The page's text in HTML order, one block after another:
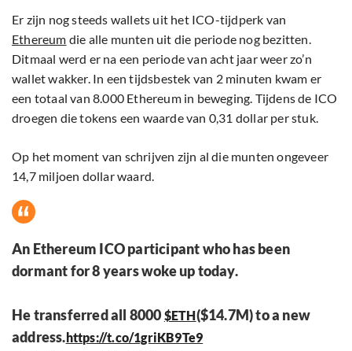
Er zijn nog steeds wallets uit het ICO-tijdperk van
Ethereum die alle munten uit die periode nog bezitten.
Ditmaal werd er na een periode van acht jaar weer zo’n
wallet wakker. In een tijdsbestek van 2 minuten kwam er
een totaal van 8.000 Ethereum in beweging. Tijdens de ICO
droegen die tokens een waarde van 0,31 dollar per stuk.
Op het moment van schrijven zijn al die munten ongeveer
14,7 miljoen dollar waard.
An Ethereum ICO participant who has been
dormant for 8 years woke up today.
He transferred all 8000 $ETH($14.7M) to a new
address. https://t.co/1griKB9Te9